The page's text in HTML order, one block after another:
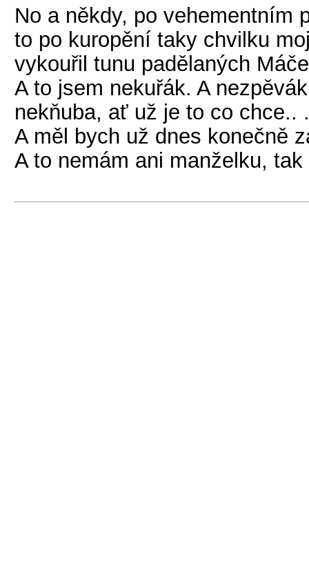
No a někdy, po vehementním
to po kuropění taky chvilku
vykouřil tunu padělaných
A to jsem nekuřák. A
nekňuba, ať už je to co chce.. .
A měl bych už dnes konečně
A to nemám ani manželku,